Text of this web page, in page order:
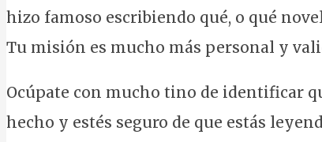
hizo famoso escribiendo qué, o qué
Tu misión es mucho más personal y
Ocúpate con mucho tino de identificar
hecho y estés seguro de que estás